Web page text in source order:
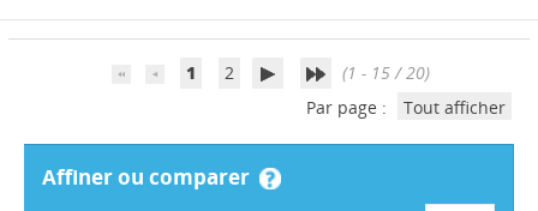
1 2
(1 - 15 / 20)
Par page :
Tout afficher
affiner ou comparer